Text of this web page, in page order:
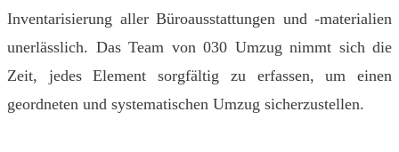
Inventarisierung aller Büroausstattungen und -materialien
unerlässlich. Das Team von 030 Umzug nimmt sich die
Zeit, jedes Element sorgfältig zu erfassen, um einen
geordneten und systematischen Umzug sicherzustellen.